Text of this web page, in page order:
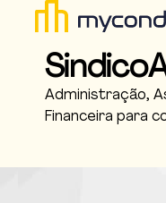
Administração,
Financeira para